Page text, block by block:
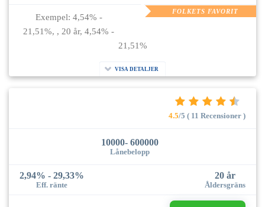
FOLKETS FAVORIT
Exempel: 4,54% -
21,51%, , 20 år, 4,54% -
21,51%
VISA DETALJER
4.5/5 ( 11 Recensioner )
10000- 600000
Lånebelopp
2,94% - 29,33%
Eff. ränte
20 år
Åldersgräns